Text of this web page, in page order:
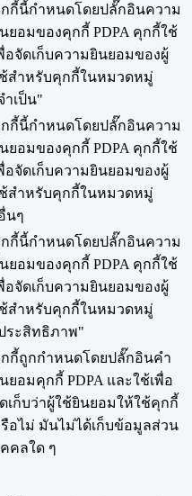
กี้นี้กำหนดโดยปลั๊กอินความ
ยอมของคุกกี้ PDPA คุกกี้ใช้
อจัดเก็บความยินยอมของผู้
สำหรับคุกกี้ในหมวดหมู่
ำเป็น"
กี้นี้กำหนดโดยปลั๊กอินความ
ยอมของคุกกี้ PDPA คุกกี้ใช้
อจัดเก็บความยินยอมของผู้
สำหรับคุกกี้ในหมวดหมู่
นๆ
กี้นี้กำหนดโดยปลั๊กอินความ
ยอมของคุกกี้ PDPA คุกกี้ใช้
อจัดเก็บความยินยอมของผู้
สำหรับคุกกี้ในหมวดหมู่
ระสิทธิภาพ"
กี้ถูกกำหนดโดยปลั๊กอินคำ
ยอมคุกกี้ PDPA และใช้เพื่อ
เก็บว่าผู้ใช้ยินยอมให้ใช้คุกกี้
อไม่ มันไม่ได้เก็บข้อมูลส่วน
คลใด ๆ